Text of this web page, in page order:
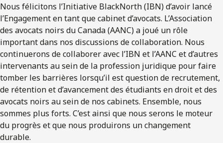
Nous félicitons l’Initiative BlackNorth (IBN) d’avoir lancé
l’Engagement en tant que cabinet d’avocats. L’Association
des avocats noirs du Canada (AANC) a joué un rôle
important dans nos discussions de collaboration. Nous
continuerons de collaborer avec l’IBN et l’AANC et d’autres
intervenants au sein de la profession juridique pour faire
tomber les barrières lorsqu’il est question de recrutement,
de rétention et d’avancement des étudiants en droit et des
avocats noirs au sein de nos cabinets. Ensemble, nous
sommes plus forts. C’est ainsi que nous serons le moteur
du progrès et que nous produirons un changement
durable.